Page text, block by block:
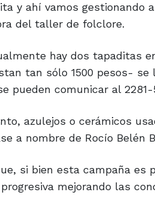
y ahí vamos gestionando
del taller de folclore.
hay dos tapaditas
tan sólo 1500 pesos-
pueden comunicar al 2281-
azulejos o cerámicos
a nombre de Rocío Belén
si bien esta campaña
mejorando las